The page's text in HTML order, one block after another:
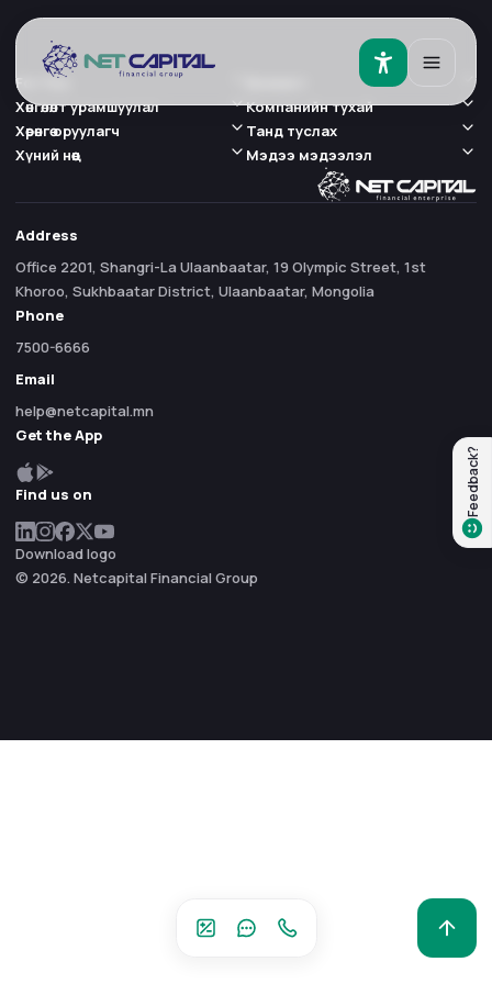
Feedback?
For You
Хөнгөлөлт урамшуулал
Компанийн тухай
Хөрөнгө оруулагч
Хүний нөөц
Танд туслах
Мэдээ мэдээлэл
Address
Office 2201, Shangri-La Ulaanbaatar, 19 Olympic Street, 1st
Khoroo, Sukhbaatar District, Ulaanbaatar, Mongolia
Phone
7500-6666
Email
help@netcapital.mn
Get the App
Find us on
Download logo
© 2026. Netcapital Financial Group